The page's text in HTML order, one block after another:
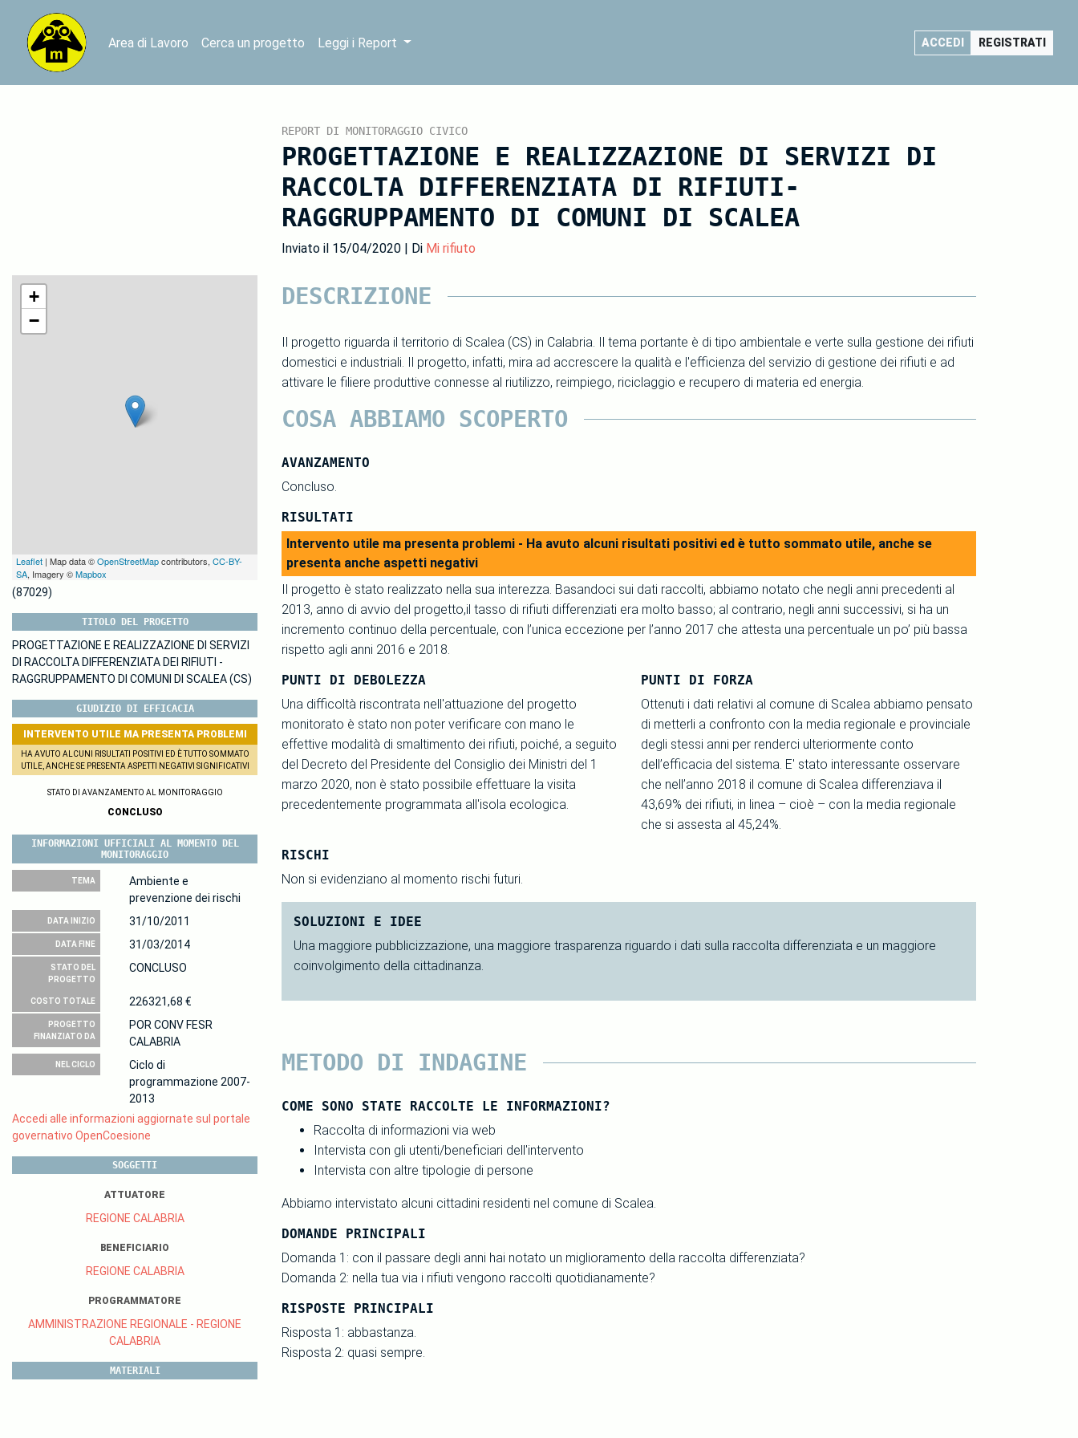
Area di Lavoro Cerca un progetto Leggi i Report ACCEDI REGISTRATI
REPORT DI MONITORAGGIO CIVICO
PROGETTAZIONE E REALIZZAZIONE DI SERVIZI DI
RACCOLTA DIFFERENZIATA DI RIFIUTI-
RAGGRUPPAMENTO DI COMUNI DI SCALEA
Inviato il 15/04/2020 | Di Mi rifiuto
+
−
Leaflet | Map data ©OpenStreetMapcontributors, CC-BY-
SA, Imagery ©Mapbox
(87029)
TITOLO DEL PROGETTO
PROGETTAZIONE E REALIZZAZIONE DI SERVIZI
DI RACCOLTA DIFFERENZIATA DEI RIFIUTI -
RAGGRUPPAMENTO DI COMUNI DI SCALEA (CS)
GIUDIZIO DI EFFICACIA
INTERVENTO UTILE MA PRESENTA PROBLEMI
HA AVUTO ALCUNI RISULTATI POSITIVI ED È TUTTO SOMMATO
UTILE, ANCHE SE PRESENTA ASPETTI NEGATIVI SIGNIFICATIVI
STATO DI AVANZAMENTO AL MONITORAGGIO
CONCLUSO
INFORMAZIONI UFFICIALI AL MOMENTO DEL
MONITORAGGIO
TEMA
Ambiente e
prevenzione dei rischi
DATA INIZIO 31/10/2011
DATA FINE 31/03/2014
STATO DEL
PROGETTO
CONCLUSO
COSTO TOTALE 226321,68 €
PROGETTO
FINANZIATO DA
POR CONV FESR
CALABRIA
NEL CICLO
Ciclo di
programmazione 2007-
2013
Accedi alle informazioni aggiornate sul portale
governativo OpenCoesione
SOGGETTI
ATTUATORE
REGIONE CALABRIA
BENEFICIARIO
REGIONE CALABRIA
PROGRAMMATORE
AMMINISTRAZIONE REGIONALE - REGIONE
CALABRIA
MATERIALI
DESCRIZIONE
Il progetto riguarda il territorio di Scalea (CS) in Calabria. Il tema portante è di tipo ambientale e verte sulla gestione dei rifiuti
domestici e industriali. Il progetto, infatti, mira ad accrescere la qualità e l'efficienza del servizio di gestione dei rifiuti e ad
attivare le filiere produttive connesse al riutilizzo, reimpiego, riciclaggio e recupero di materia ed energia.
COSA ABBIAMO SCOPERTO
AVANZAMENTO
Concluso.
RISULTATI
Intervento utile ma presenta problemi - Ha avuto alcuni risultati positivi ed è tutto sommato utile, anche se
presenta anche aspetti negativi
Il progetto è stato realizzato nella sua interezza. Basandoci sui dati raccolti, abbiamo notato che negli anni precedenti al
2013, anno di avvio del progetto,il tasso di rifiuti differenziati era molto basso; al contrario, negli anni successivi, si ha un
incremento continuo della percentuale, con l’unica eccezione per l’anno 2017 che attesta una percentuale un po’ più bassa
rispetto agli anni 2016 e 2018.
PUNTI DI DEBOLEZZA
Una difficoltà riscontrata nell'attuazione del progetto
monitorato è stato non poter verificare con mano le
effettive modalità di smaltimento dei rifiuti, poiché, a seguito
del Decreto del Presidente del Consiglio dei Ministri del 1
marzo 2020, non è stato possibile effettuare la visita
precedentemente programmata all'isola ecologica.
PUNTI DI FORZA
Ottenuti i dati relativi al comune di Scalea abbiamo pensato
di metterli a confronto con la media regionale e provinciale
degli stessi anni per renderci ulteriormente conto
dell’efficacia del sistema. E' stato interessante osservare
che nell’anno 2018 il comune di Scalea differenziava il
43,69% dei rifiuti, in linea – cioè – con la media regionale
che si assesta al 45,24%.
RISCHI
Non si evidenziano al momento rischi futuri.
SOLUZIONI E IDEE
Una maggiore pubblicizzazione, una maggiore trasparenza riguardo i dati sulla raccolta differenziata e un maggiore
coinvolgimento della cittadinanza.
METODO DI INDAGINE
COME SONO STATE RACCOLTE LE INFORMAZIONI?
Raccolta di informazioni via web
Intervista con gli utenti/beneficiari dell'intervento
Intervista con altre tipologie di persone
Abbiamo intervistato alcuni cittadini residenti nel comune di Scalea.
DOMANDE PRINCIPALI
Domanda 1: con il passare degli anni hai notato un miglioramento della raccolta differenziata?
Domanda 2: nella tua via i rifiuti vengono raccolti quotidianamente?
RISPOSTE PRINCIPALI
Risposta 1: abbastanza.
Risposta 2: quasi sempre.